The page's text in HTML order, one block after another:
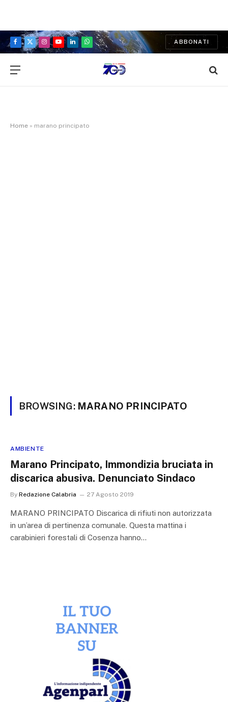
Facebook
X
Instagram
YouTubeLinkedInWhatsApp
ABBONATI
Home » marano principato
BROWSING: MARANO PRINCIPATO
AMBIENTE
Marano Principato, Immondizia bruciata in
discarica abusiva. Denunciato Sindaco
By Redazione Calabria 27 Agosto 2019
MARANO PRINCIPATO Discarica di rifiuti non autorizzata
in un’area di pertinenza comunale. Questa mattina i
carabinieri forestali di Cosenza hanno…